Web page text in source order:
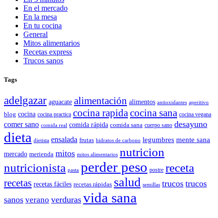
En el mercado
En la mesa
En tu cocina
General
Mitos alimentarios
Recetas express
Trucos sanos
Tags
adelgazar aguacate alimentación alimentos antioxidantes aperitivo
blog cocina cocina practica cocina rapidacocina sana cocina vegana
comer sano comida real comida rápida comida sana cuerpo sano desayuno
dieta dietista ensalada frutas hidratos de carbono legumbres mente sana
mercado merienda mitos mitos alimentarios nutricion
nutricionista pasta perder peso postre receta
recetas recetas fáciles recetas rápidas salud semillas trucos trucos
sanos verano verduras vida sana